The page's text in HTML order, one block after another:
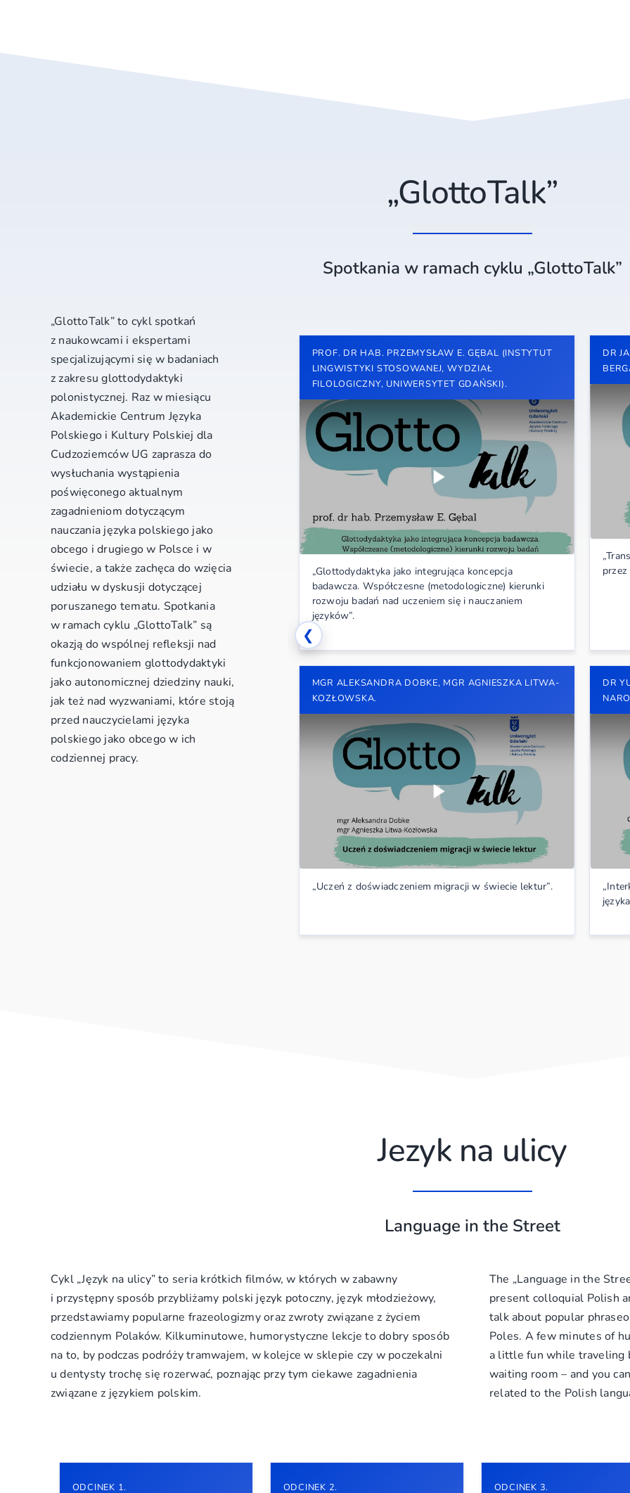
„GlottoTalk”
Spotkania w ramach cyklu „GlottoTalk”
„GlottoTalk” to cykl spotkań
z naukowcami i ekspertami
specjalizującymi się w badaniach
z zakresu glottodydaktyki
polonistycznej. Raz w miesiącu
Akademickie Centrum Języka
Polskiego i Kultury Polskiej dla
Cudzoziemców UG zaprasza do
wysłuchania wystąpienia
poświęconego aktualnym
zagadnieniom dotyczącym
nauczania języka polskiego jako
obcego i drugiego w Polsce i w
świecie, a także zachęca do wzięcia
udziału w dyskusji dotyczącej
poruszanego tematu. Spotkania
w ramach cyklu „GlottoTalk” są
okazją do wspólnej refleksji nad
funkcjonowaniem glottodydaktyki
jako autonomicznej dziedziny nauki,
jak też nad wyzwaniami, które stoją
przed nauczycielami języka
polskiego jako obcego w ich
codziennej pracy.
❮
PROF. DR HAB. PRZEMYSŁAW E. GĘBAL (INSTYTUT
LINGWISTYKI STOSOWANEJ, WYDZIAŁ
FILOLOGICZNY, UNIWERSYTET GDAŃSKI).
„Glottodydaktyka jako integrująca koncepcja
badawcza. Współczesne (metodologiczne) kierunki
rozwoju badań nad uczeniem się i nauczaniem
języków”.
DR
MGR ALEKSANDRA DOBKE, MGR AGNIESZKA LITWA-
KOZŁOWSKA.
„Uczeń z doświadczeniem migracji w świecie lektur”.
DR
Jezyk na ulicy
Language in the Street
Cykl „Język na ulicy” to seria krótkich filmów, w których w zabawny
i przystępny sposób przybliżamy polski język potoczny, język młodzieżowy,
przedstawiamy popularne frazeologizmy oraz zwroty związane z życiem
codziennym Polaków. Kilkuminutowe, humorystyczne lekcje to dobry sposób
na to, by podczas podróży tramwajem, w kolejce w sklepie czy w poczekalni
u dentysty trochę się rozerwać, poznając przy tym ciekawe zagadnienia
związane z językiem polskim.
The „Language in the
present colloquial Polish
talk about popular
Poles. A few minutes of
a little fun while traveling
waiting room – and you
related to the Polish
ODCINEK 1. ODCINEK 2. ODCINEK 3.